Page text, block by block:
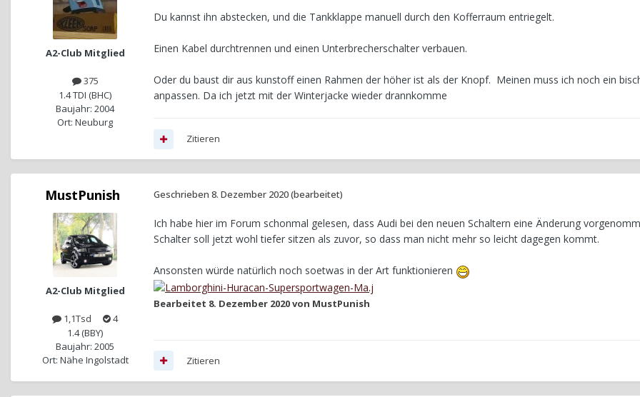
A2-Club Mitglied
375
1.4 TDI (BHC)
Baujahr: 2004
Ort: Neuburg
Du kannst ihn abstecken, und die Tankklappe manuell durch den Kofferraum entriegelt.
Einen Kabel durchtrennen und einen Unterbrecherschalter verbauen.
Oder du baust dir aus kunstoff einen Rahmen der höher ist als der Knopf. Meinen muss ich noch ein
anpassen. Da ich jetzt mit der Winterjacke wieder drannkomme
Zitieren
MustPunish
A2-Club Mitglied
1,1Tsd
4
1.4 (BBY)
Baujahr: 2005
Ort: Nähe Ingolstadt
Geschrieben 8. Dezember 2020(bearbeitet)
Ich habe hier im Forum schonmal gelesen, dass Audi bei den neuen Schaltern eine Änderung
Schalter soll jetzt wohl tiefer sitzen als zuvor, so dass man nicht mehr so leicht dagegen kommt.
Ansonsten würde natürlich noch soetwas in der Art funktionieren
Bearbeitet 8. Dezember 2020von MustPunish
Zitieren